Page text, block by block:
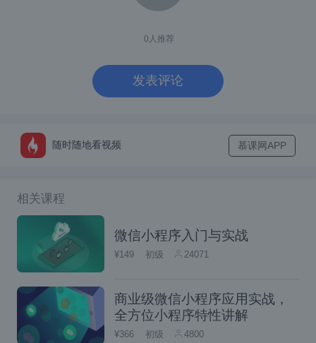
还要创建一个类别，是获取所有符合条件的数
字。
0 人推荐
发表评论
随时随地看视频 慕课网APP
相关课程
微信小程序入门与实战
¥149 初级 24071
商业级微信小程序应用实战，
全方位小程序特性讲解
¥366 初级 4800